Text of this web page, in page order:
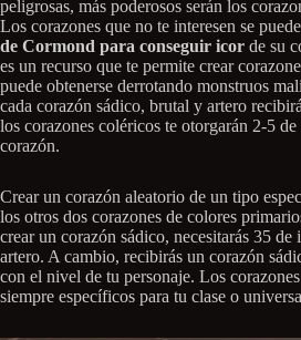
peligrosas, más poderosos serán los
Los corazones que no te interesen se
de Cormond para conseguir icor de su
es un recurso que te permite crear
puede obtenerse derrotando monstruos
cada corazón sádico, brutal y artero
los corazones coléricos te otorgarán 2-5
corazón.
Crear un corazón aleatorio de un tipo
los otros dos corazones de colores
crear un corazón sádico, necesitarás 35
artero. A cambio, recibirás un corazón
con el nivel de tu personaje. Los
siempre específicos para tu clase o